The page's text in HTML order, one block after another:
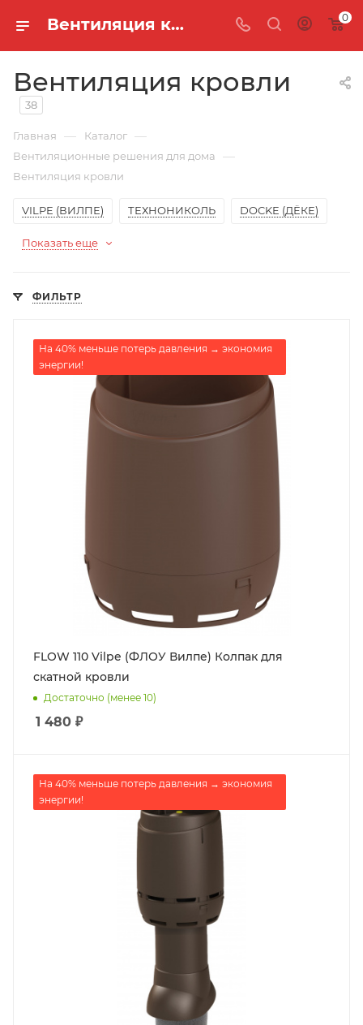
Вентиляция кровли в Новосибирске — купить в интернет-магазине Кровельщик 0
Вентиляция кровли
38
Главная — Каталог —
Вентиляционные решения для дома —
Вентиляция кровли
VILPE (ВИЛПЕ) ТЕХНОНИКОЛЬ DOCKE (ДЁКЕ)
Показать еще
ФИЛЬТР
На 40% меньше потерь давления → экономия
энергии!
FLOW 110 Vilpe (ФЛОУ Вилпе) Колпак для
скатной кровли
Достаточно (менее 10)
1 480 ₽
На 40% меньше потерь давления → экономия
энергии!